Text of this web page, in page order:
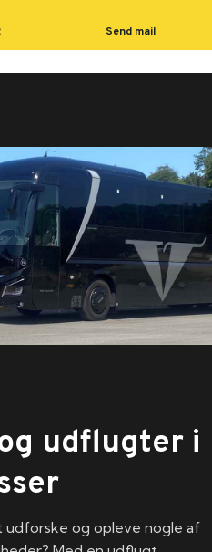
Send mail
udflugter i
og opleve nogle af